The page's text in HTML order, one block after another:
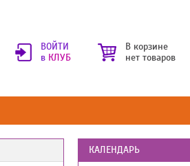
ВОЙТИ
в КЛУБ
В корзине
нет товаров
КАЛЕНДАРЬ